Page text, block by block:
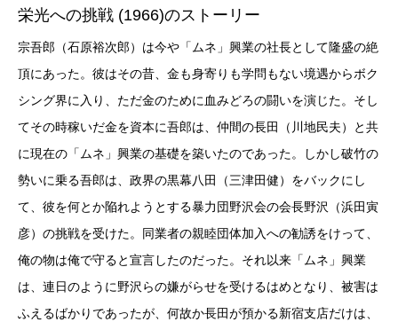
栄光への挑戦 (1966)のストーリー
宗吾郎（石原裕次郎）は今や「ムネ」興業の社長として隆盛の絶
頂にあった。彼はその昔、金も身寄りも学問もない境遇からボク
シング界に入り、ただ金のために血みどろの闘いを演じた。そし
てその時稼いだ金を資本に吾郎は、仲間の長田（川地民夫）と共
に現在の「ムネ」興業の基礎を築いたのであった。しかし破竹の
勢いに乗る吾郎は、政界の黒幕八田（三津田健）をバックにし
て、彼を何とか陥れようとする暴力団野沢会の会長野沢（浜田寅
彦）の挑戦を受けた。同業者の親睦団体加入への勧誘をけって、
俺の物は俺で守ると宣言したのだった。それ以来「ムネ」興業
は、連日のように野沢らの嫌がらせを受けるはめとなり、被害は
ふえるばかりであったが、何故か長田が預かる新宿支店だけは、